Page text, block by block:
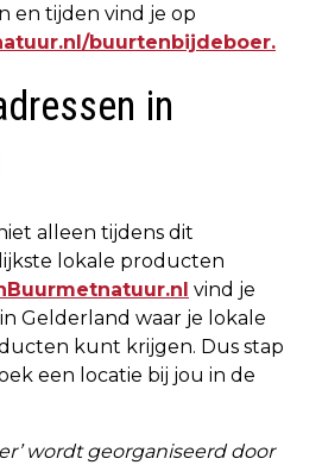
en tijden vind je op
buurtenbijdeboer.
in
alleen tijdens dit
lokale producten
vind je
Gelderland waar je lokale
kunt krijgen. Dus stap
een locatie bij jou in de
wordt georganiseerd door